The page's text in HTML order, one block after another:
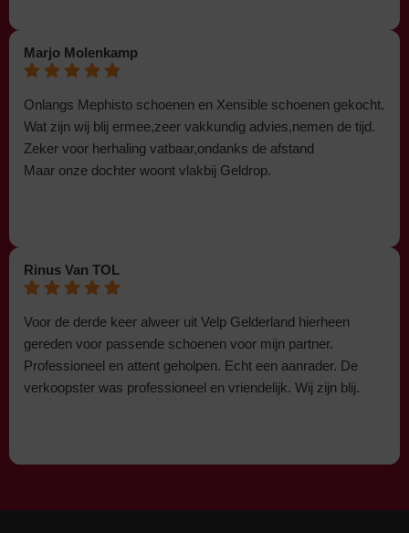
Marjo Molenkamp
Onlangs Mephisto schoenen en Xensible schoenen gekocht.
Wat zijn wij blij ermee,zeer vakkundig advies,nemen de tijd.
Zeker voor herhaling vatbaar,ondanks de afstand
Maar onze dochter woont vlakbij Geldrop.
Rinus Van TOL
Voor de derde keer alweer uit Velp Gelderland hierheen
gereden voor passende schoenen voor mijn partner.
Professioneel en attent geholpen. Echt een aanrader. De
verkoopster was professioneel en vriendelijk. Wij zijn blij.